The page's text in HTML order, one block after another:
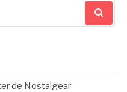
de Nostalgear